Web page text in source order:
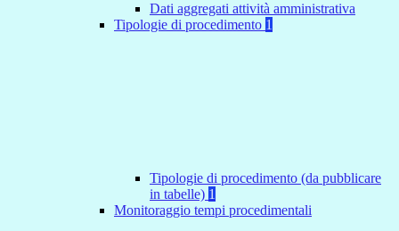
Dati aggregati attività amministrativa
Tipologie di procedimento 1
Tipologie di procedimento (da pubblicare
in tabelle) 1
Monitoraggio tempi procedimentali